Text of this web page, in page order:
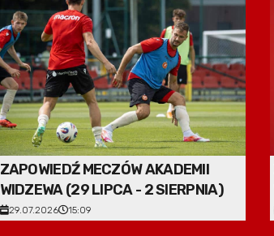
ZAPOWIEDŹ MECZÓW AKADEMII
WIDZEWA (29 LIPCA - 2 SIERPNIA)
29.07.2026 15:09